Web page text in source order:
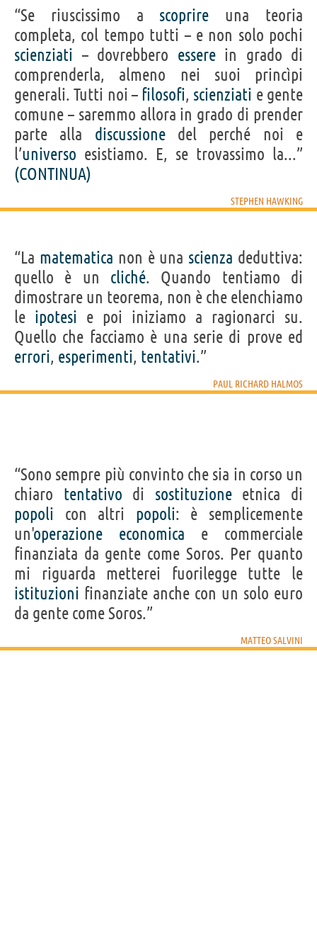
“Se riuscissimo a scoprire una teoria
completa, col tempo tutti – e non solo pochi
scienziati – dovrebbero esserein grado di
comprenderla, almeno nei suoi princìpi
generali. Tutti noi – filosofi, scienziati e gente
comune – saremmo allora in grado di prender
parte alla discussionedel perché noi e
l’universo esistiamo. E, se trovassimo la...”
(CONTINUA)
STEPHEN HAWKING
“La matematica non è una scienza deduttiva:
quello è un cliché. Quando tentiamo di
dimostrare un teorema, non è che elenchiamo
le ipotesi e poi iniziamo a ragionarci su.
Quello che facciamo è una serie di prove ed
errori, esperimenti, tentativi.”
PAUL RICHARD HALMOS
“Sono sempre più convinto che sia in corso un
chiaro tentativo di sostituzioneetnica di
popoli con altri popoli: è semplicemente
un'operazione economica e commerciale
finanziata da gente come Soros. Per quanto
mi riguarda metterei fuorilegge tutte le
istituzioni finanziate anche con un solo euro
da gente come Soros.”
MATTEO SALVINI